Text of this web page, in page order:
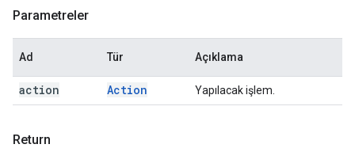
Parametreler
Ad Tür Açıklama
action Action Yapılacak işlem.
Return